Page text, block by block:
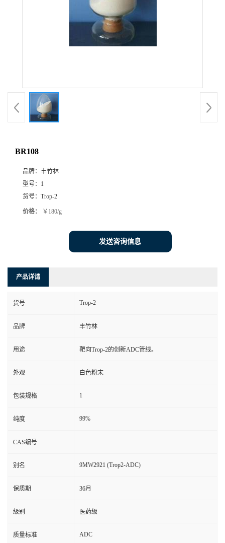
BR108
品牌： 丰竹林
型号： 1
货号： Trop-2
价格： ￥180/g
发送咨询信息
产品详请
货号 Trop-2
品牌 丰竹林
用途 靶向Trop-2的创新ADC管线。
外观 白色粉末
包装规格 1
纯度 99%
CAS编号
别名 9MW2921 (Trop2-ADC)
保质期 36月
级别 医药级
质量标准 ADC